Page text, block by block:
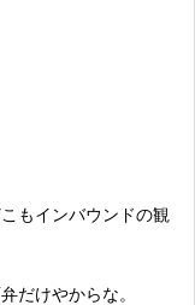
もインバウンドの観
だけやからな。